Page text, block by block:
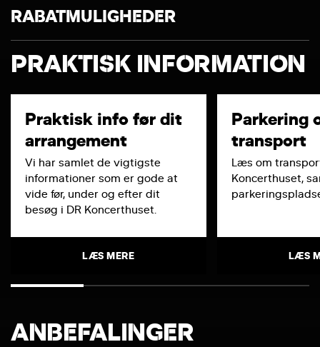
RABATMULIGHEDER
PRAKTISK INFORMATION
Praktisk info før dit
arrangement
Vi har samlet de vigtigste
informationer som er gode at
vide før, under og efter dit
besøg i DR Koncerthuset.
LÆS MERE
Parkering
transport
Læs om
Koncerthuset,
LÆS
ANBEFALINGER